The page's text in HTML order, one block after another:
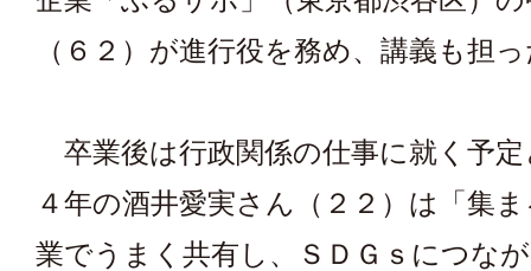
（６２）が進行役を務め、講義も担
卒業後は行政関係の仕事に就く予
４年の酒井愛実さん（２２）は「集
業でうまく共有し、ＳＤＧｓにつな